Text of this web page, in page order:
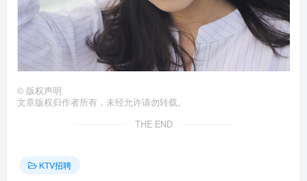
© 版权声明
文章版权归作者所有，未经允许请勿转载。
THE END
KTV招聘